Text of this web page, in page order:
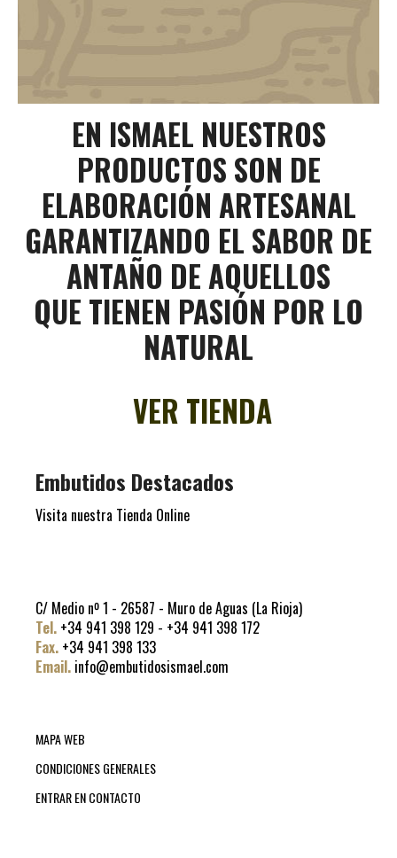
EN ISMAEL NUESTROS
PRODUCTOS SON DE
ELABORACIÓN ARTESANAL
GARANTIZANDO EL SABOR DE
ANTAÑO DE AQUELLOS
QUE TIENEN PASIÓN POR LO
NATURAL
VER TIENDA
Embutidos Destacados
Visita nuestra Tienda Online
C/ Medio nº 1 - 26587 - Muro de Aguas (La Rioja)
Tel. +34 941 398 129 - +34 941 398 172
Fax. +34 941 398 133
Email. info@embutidosismael.com
MAPA WEB
CONDICIONES GENERALES
ENTRAR EN CONTACTO